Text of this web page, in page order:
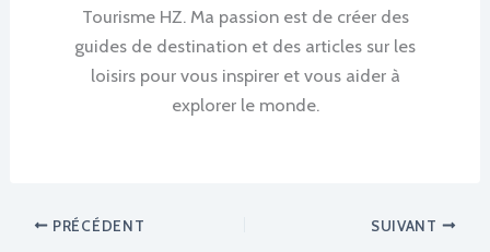
Tourisme HZ. Ma passion est de créer des
guides de destination et des articles sur les
loisirs pour vous inspirer et vous aider à
explorer le monde.
PRÉCÉDENT SUIVANT